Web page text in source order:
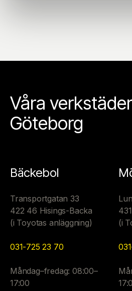
Våra
Göteborg
Bäckebol
Transportgatan 33
422 46 Hisings-Backa
(i Toyotas anläggning)
031-725 23 70
Måndag–fredag: 08:00–
17:00
(i